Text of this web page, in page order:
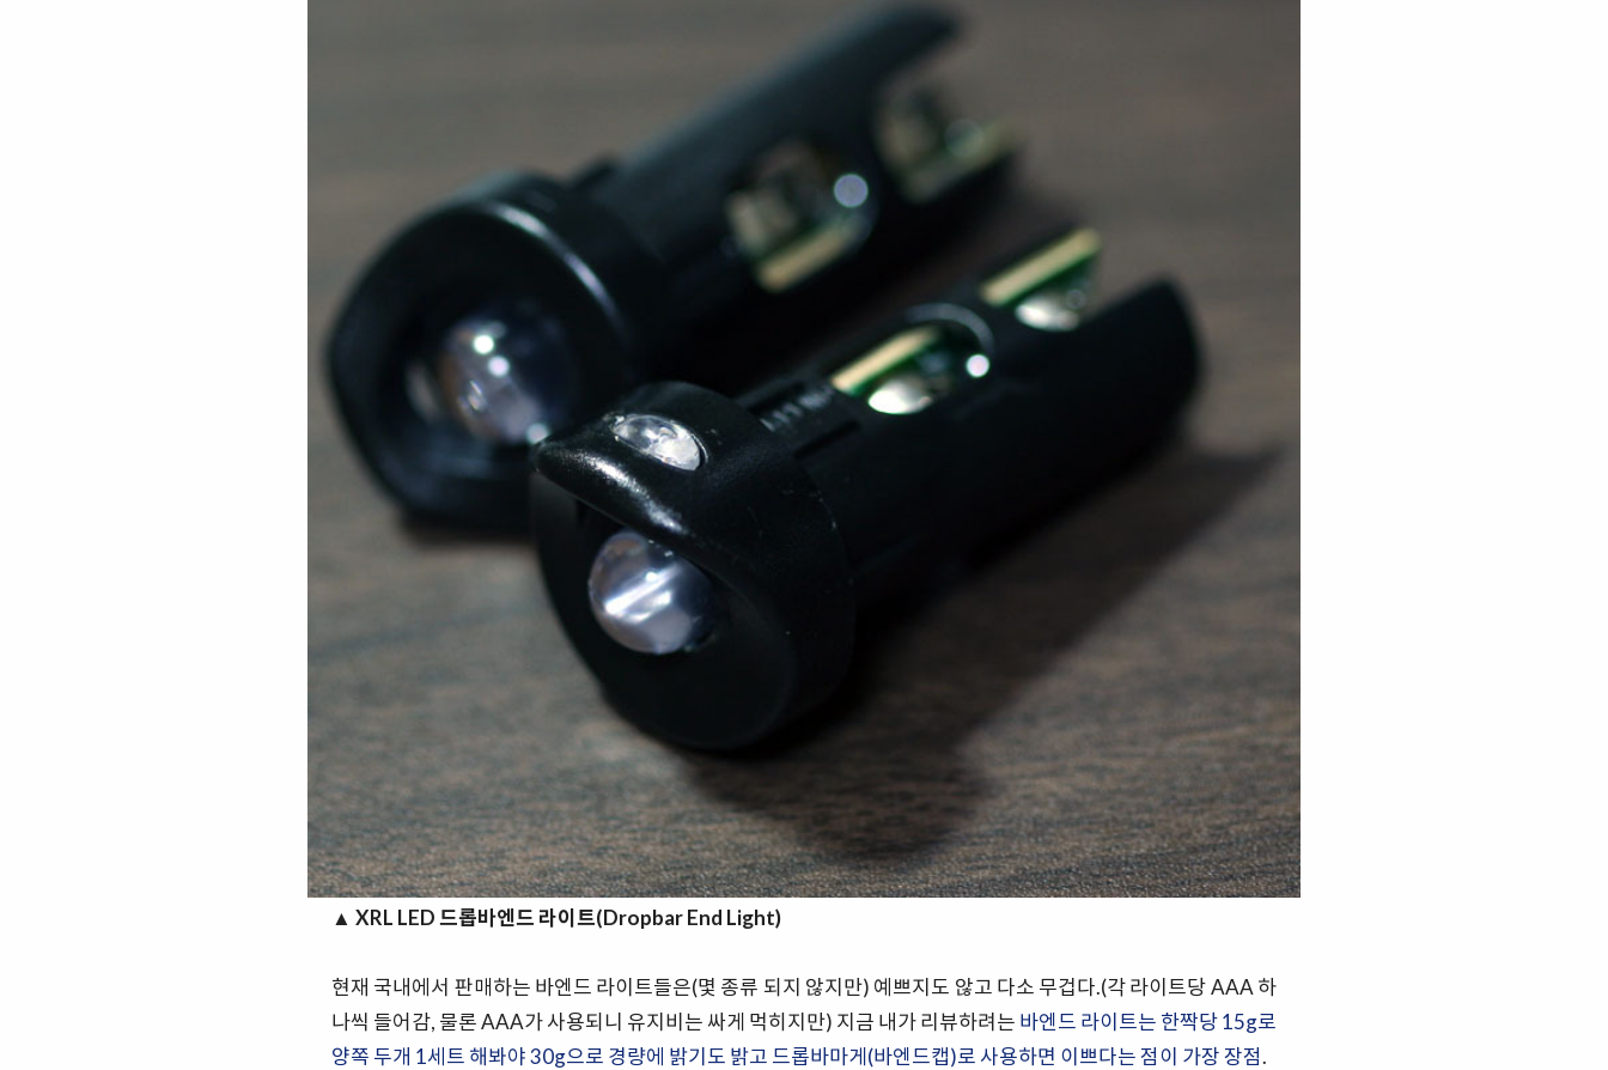
▲ XRL LED 드롭바엔드 라이트(Dropbar End Light)
현재 국내에서 판매하는 바엔드 라이트들은(몇 종류 되지 않지만) 예쁘지도 않고 다소 무겁다.(각 라이트당 AAA 하
나씩 들어감, 물론 AAA가 사용되니 유지비는 싸게 먹히지만) 지금 내가 리뷰하려는 바엔드 라이트는 한짝당 15g로
양쪽 두개 1세트 해봐야 30g으로 경량에 밝기도 밝고 드롭바마게(바엔드캡)로 사용하면 이쁘다는 점이 가장 장점.